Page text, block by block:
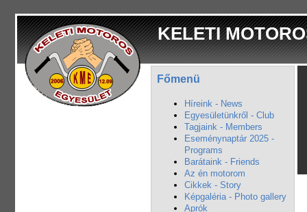
KELETI
Főmenü
Híreink - News
Egyesületünkről - Club
Tagjaink - Members
Eseménynaptár 2025 -
Programs
Barátaink - Friends
Az én motorom
Cikkek - Story
Képgaléria - Photo gallery
Aprók